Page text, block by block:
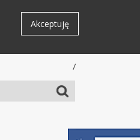
Akceptuję
/